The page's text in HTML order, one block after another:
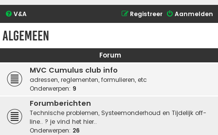
V&A Aanmelden
Registreer
Algemeen
Forum
MVC Cumulus club info
adressen, reglementen, formulieren, etc
Onderwerpen: 9
Forumberichten
Technische problemen, Systeemonderhoud en Tijdelijk off-
line.. ? je vind het hier..
Onderwerpen: 26